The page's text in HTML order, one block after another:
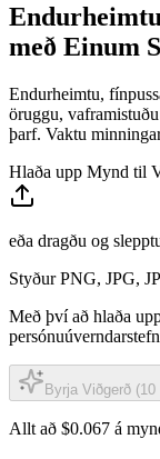
með Einum
Endurheimtu,
öruggu,
þarf. Vaktu
Hlaða upp Mynd til
eða dragðu og
Styður PNG, JPG,
Með því að hlaða
Byrja Viðgerð (10
Allt að $0.067 á